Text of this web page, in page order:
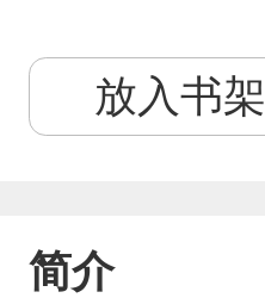
放入书架
简介